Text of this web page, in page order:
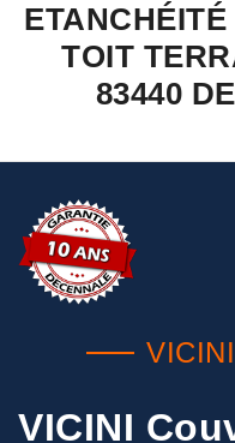
TOIT
83440
VICINI